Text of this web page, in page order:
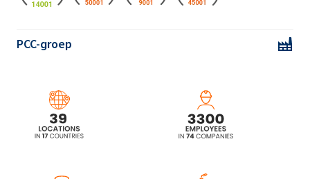
PCC-groep
gepropoxyleerd nonylfenol)
ROKAfenol N6P6 (Geëthoxyleerd,
gepropoxyleerd nonylfenol)